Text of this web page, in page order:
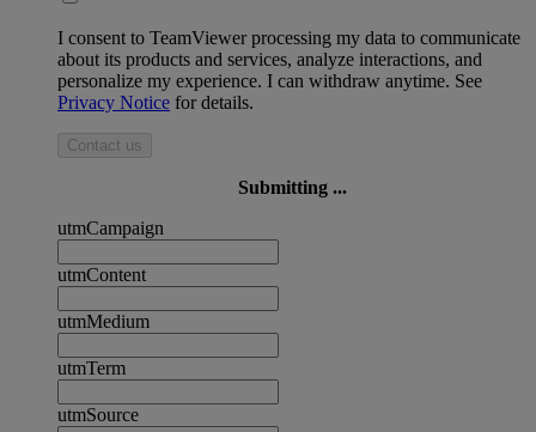
I consent to TeamViewer processing my data to communicate
about its products and services, analyze interactions, and
personalize my experience. I can withdraw anytime. See
Privacy Notice for details.
Contact us
Submitting ...
utmCampaign
utmContent
utmMedium
utmTerm
utmSource